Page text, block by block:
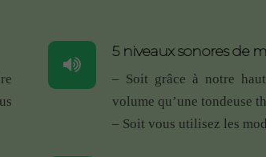
a trop difficile de choisir.
merci écodring.
Note5
5 niveaux sonores de
– Soit grâce à notre
volume qu’une tondeuse
– Soit vous utilisez les